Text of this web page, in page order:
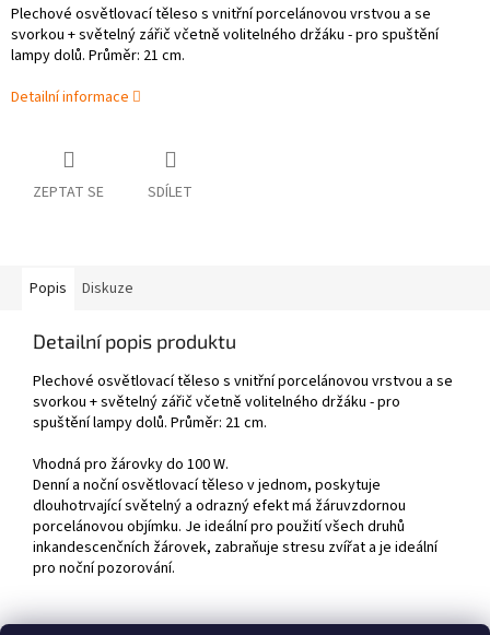
Plechové osvětlovací těleso s vnitřní porcelánovou vrstvou a se
svorkou + světelný zářič včetně volitelného držáku - pro spuštění
lampy dolů. Průměr: 21 cm.
Detailní informace
ZEPTAT SE SDÍLET
Popis Diskuze
Detailní popis produktu
Plechové osvětlovací těleso s vnitřní porcelánovou vrstvou a se
svorkou + světelný zářič včetně volitelného držáku - pro
spuštění lampy dolů. Průměr: 21 cm.
Vhodná pro žárovky do 100 W.
Denní a noční osvětlovací těleso v jednom, poskytuje
dlouhotrvající světelný a odrazný efekt má žáruvzdornou
porcelánovou objímku. Je ideální pro použití všech druhů
inkandescenčních žárovek, zabraňuje stresu zvířat a je ideální
pro noční pozorování.